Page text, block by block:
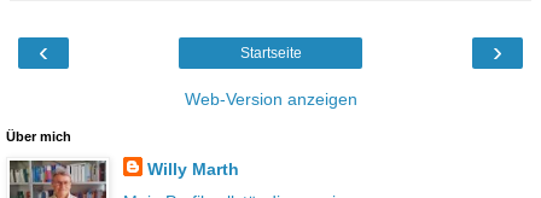
‹ ›
Startseite
Web-Version anzeigen
Über mich
Willy Marth